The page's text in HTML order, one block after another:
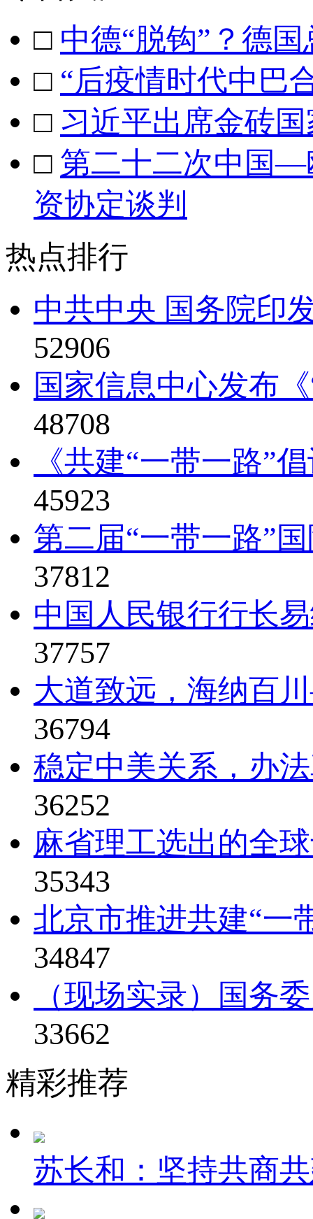
□ 中德“脱钩”？德
□ “后疫情时代中巴
□ 习近平出席金砖
□ 第二十二次中国—
资协定谈判
热点排行
中共中央 国务院印
52906
国家信息中心发布
48708
《共建“一带一路”
45923
第二届“一带一路”
37812
中国人民银行行长
37757
大道致远，海纳百
36794
稳定中美关系，办
36252
麻省理工选出的全
35343
北京市推进共建“一
34847
（现场实录）国务
33662
精彩推荐
苏长和：坚持共商